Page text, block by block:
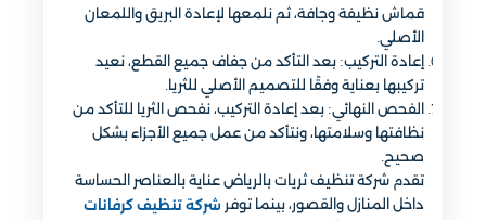
قماش نظيفة وجافة، ثم نلمعها لإعادة البريق واللمعان
الأصلي.
إعادة التركيب: بعد التأكد من جفاف جميع القطع، نعيد
تركيبها بعناية وفقًا للتصميم الأصلي للثريا.
الفحص النهائي: بعد إعادة التركيب، نفحص الثريا للتأكد من
نظافتها وسلامتها، ونتأكد من عمل جميع الأجزاء بشكل
صحيح.
تقدم شركة تنظيف ثريات بالرياض عناية بالعناصر الحساسة
داخل المنازل والقصور، بينما توفر شركة تنظيف كرفانات